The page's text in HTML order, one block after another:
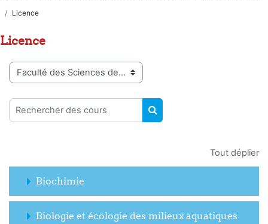
Licence
Licence
Catégories de cours
Rechercher des cours
RECHERCHER DES
Tout déplier
Biochimie
Biologie et écologie des milieux aquatiques